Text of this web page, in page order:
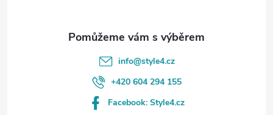
info@style4.cz
+420 604 294 155
Facebook: Style4.cz